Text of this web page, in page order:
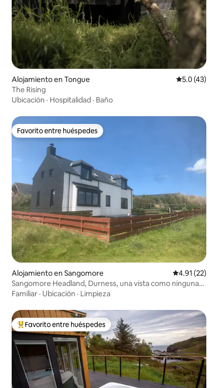
Alojamiento en Tongue Calificación
5.0 (43)
The Rising
Ubicación · Hospitalidad · Baño
Favorito entre huéspedes
Favorito entre huéspedes
Alojamiento en Sangomore Calificación
4.91 (22)
Sangomore Headland, Durness, una vista como ninguna
otra
Familiar · Ubicación · Limpieza
Favorito entre huéspedes preferido
Favorito entre huéspedes